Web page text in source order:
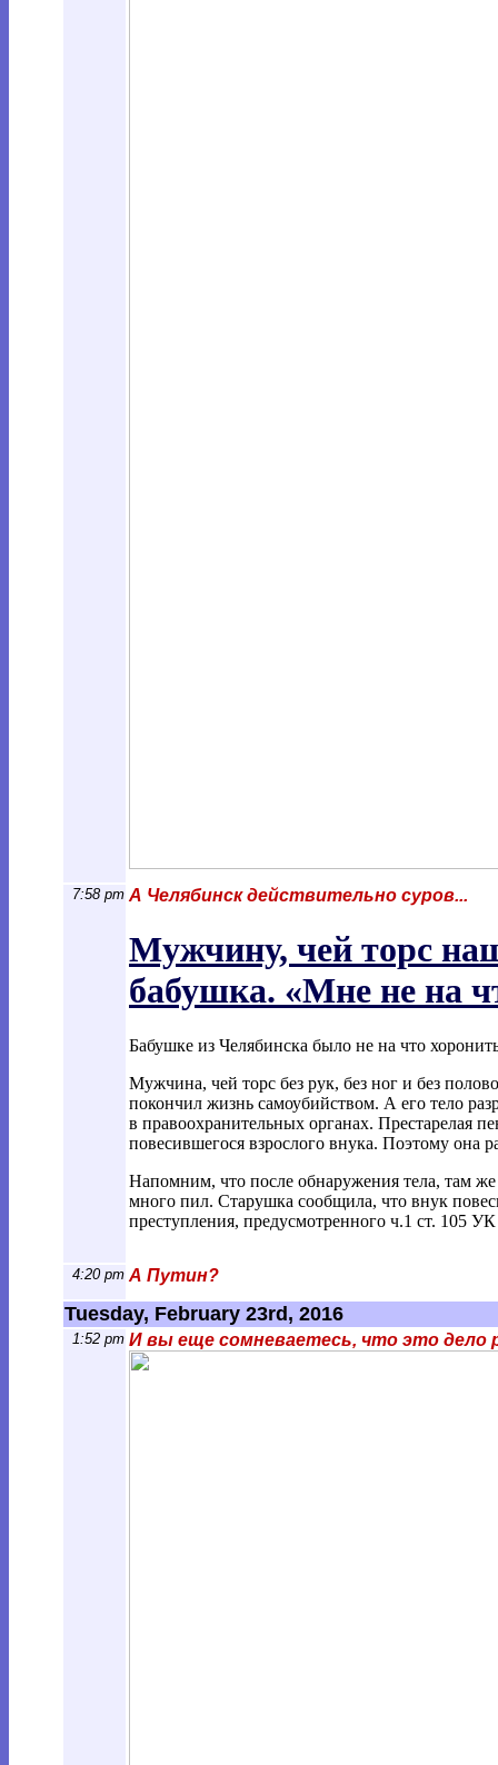
7:58 pm А Челябинск действительно суров...
Мужчину, чей торс
бабушка. «Мне не на
Бабушке из Челябинска было не на что
Мужчина, чей торс без рук, без ног и без
покончил жизнь самоубийством. А его тело
в правоохранительных органах. Престарелая
повесившегося взрослого внука. Поэтому она
Напомним, что после обнаружения тела, там
много пил. Старушка сообщила, что внук
преступления, предусмотренного ч.1 ст. 105
4:20 pm А Путин?
Tuesday, February 23rd, 2016
1:52 pm И вы еще сомневаетесь, что это дело